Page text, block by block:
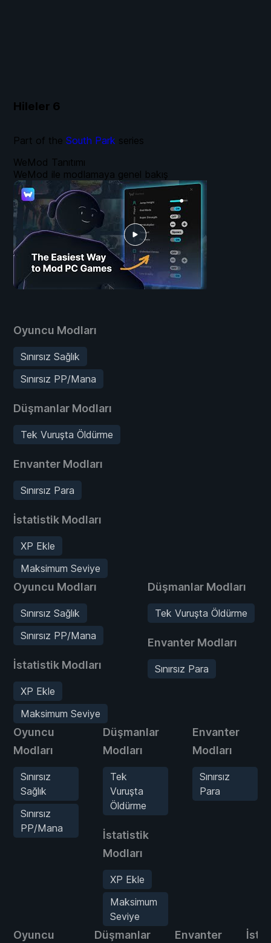
Hileler 6
Oyuncu Modları
Sınırsız Sağlık
Sınırsız PP/Mana
Düşmanlar Modları
Tek Vuruşta Öldürme
Envanter Modları
Sınırsız Para
İstatistik Modları
XP Ekle
Maksimum Seviye
Oyuncu Modları
Sınırsız Sağlık
Sınırsız PP/Mana
İstatistik Modları
XP Ekle
Maksimum Seviye
Düşmanlar Modları
Tek Vuruşta Öldürme
Envanter Modları
Sınırsız Para
Oyuncu
Modları
Sınırsız
Sağlık
Sınırsız
PP/Mana
Düşmanlar
Modları
Tek
Vuruşta
Öldürme
İstatistik
Modları
XP Ekle
Maksimum
Seviye
Envanter
Modları
Sınırsız
Para
Oyuncu
Düşmanlar
Envanter
WeMod Tanıtımı
WeMod ile modlamaya genel bakış
Part of the South Park series